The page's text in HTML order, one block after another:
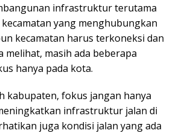
infrastruktur terutama
yang menghubungkan
kecamatan harus terkoneksi dan
melihat, masih ada beberapa
hanya pada kota.
kabupaten, fokus jangan hanya
infrastruktur jalan di
juga kondisi jalan yang ada